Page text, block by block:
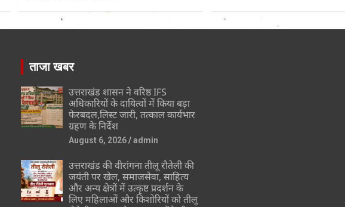
ताजा खबर
उत्तराखंड शासन ने वरिष्ठ IFS
अधिकारियों के दायित्वों में किया बड़ा
फेरबदल,लिस्ट जारी, तत्काल कार्यभार
ग्रहण के निर्देश
August 6, 2026 admin
उत्तराखंड की वीरांगना तीलू रौतेली की
जयंती पर खेल, समाजसेवा, साहित्य
और अन्य क्षेत्रों में उत्कृष्ट प्रदर्शन के
लिए महिलाओं और किशोरियों को तीलू